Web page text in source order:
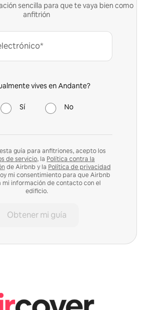
sencilla para que te vaya bien como
anfitrión
vives en Andante?
Sí No
guía para anfitriones, acepto los
de servicio, la Política contra la
de Airbnb y la Política de privacidad
mi consentimiento para que Airbnb
información de contacto con el
edificio.
Obtener mi guía